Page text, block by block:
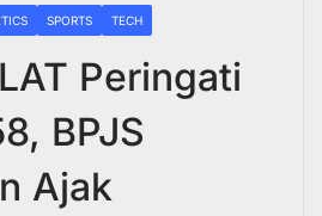
SPORTS TECH
Peringati
BPJS
Ajak